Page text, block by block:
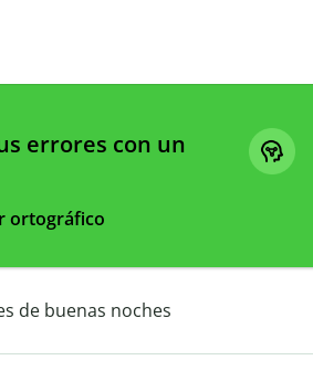
errores con un
ortográfico
de buenas noches